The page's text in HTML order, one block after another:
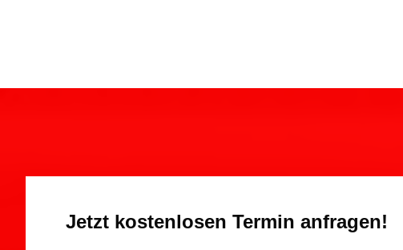
Jetzt kostenlosen Termin anfragen!